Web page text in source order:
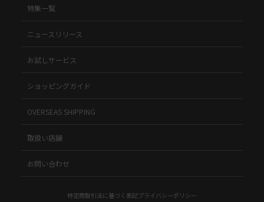
特集一覧
ニュースリリース
お試しサービス
ショッピングガイド
OVERSEAS SHIPPING
取扱い店舗
お問い合わせ
特定商取引法に基づく表記プライバシーポリシー